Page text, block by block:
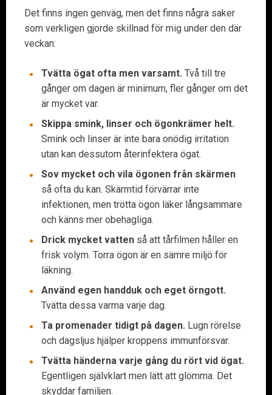
Det finns ingen genväg, men det finns några saker
som verkligen gjorde skillnad för mig under den där
veckan:
Tvätta ögat ofta men varsamt. Två till tre
gånger om dagen är minimum, fler gånger om det
är mycket var.
Skippa smink, linser och ögonkrämer helt.
Smink och linser är inte bara onödig irritation
utan kan dessutom återinfektera ögat.
Sov mycket och vila ögonen från skärmen
så ofta du kan. Skärmtid förvärrar inte
infektionen, men trötta ögon läker långsammare
och känns mer obehagliga.
Drick mycket vatten så att tårfilmen håller en
frisk volym. Torra ögon är en sämre miljö för
läkning.
Använd egen handduk och eget örngott.
Tvätta dessa varma varje dag.
Ta promenader tidigt på dagen. Lugn rörelse
och dagsljus hjälper kroppens immunförsvar.
Tvätta händerna varje gång du rört vid ögat.
Egentligen självklart men lätt att glömma. Det
skyddar familjen.